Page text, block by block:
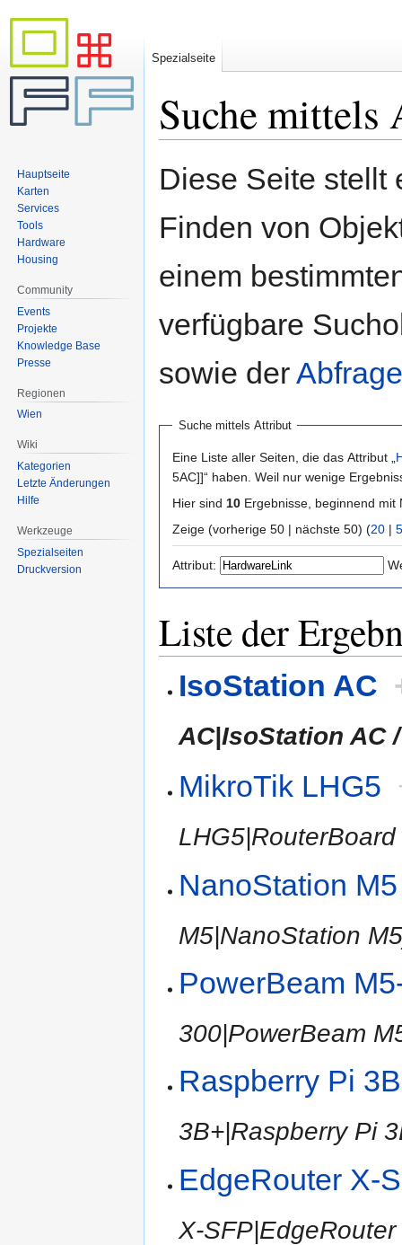
Suche
Navigation
Suche
Diese Seite
Finden von
einem
verfügbare
sowie der
Suche mittels Attribut
Eine Liste aller Seiten, die das Attribut „
5AC]]“ haben. Weil nur wenige
Hier sind 10 Ergebnisse, beginnend
Zeige (vorherige 50 | nächste 50) (20 |
Attribut:
Liste der
IsoStation AC
AC|IsoStation AC
MikroTik LHG5
NanoStation M5
M5|NanoStation
PowerBeam
300|PowerBeam
Raspberry Pi
3B+|Raspberry Pi
EdgeRouter X-
X-
Spezialseite
Hauptseite
Karten
Services
Tools
Hardware
Housing
Community
Events
Projekte
Knowledge Base
Presse
Regionen
Wien
Wiki
Kategorien
Letzte Änderungen
Hilfe
Werkzeuge
Spezialseiten
Druckversion